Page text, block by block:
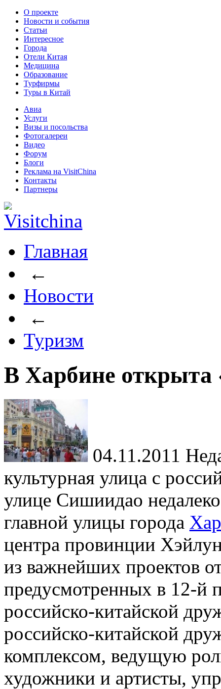
О проекте
Новости и события
Статьи
Интересное
Города
Отели Китая
Медицина
Образование
Турфирмы
Туры в Китай
Авиа
Услуги
Визы и посольства
Фотогалереи
Видео
Форум
Блоги
Реклама на VisitChina
Контакты
Партнеры
Главная
←
Новости
←
Туризм
В Харбине открыта
04.11.2011
культурная улица с
улице Сишиидао
главной улицы города
центра провинции
из важнейших проектов
предусмотренных в 12-й
российско-китайской
российско-китайской
комплексом, ведущую
художники и артисты,